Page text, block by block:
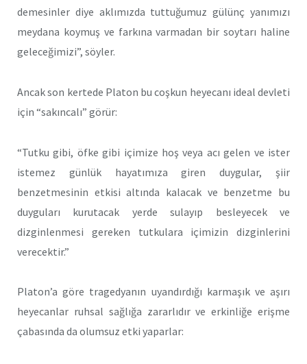
demesinler diye aklımızda tuttuğumuz gülünç yanımızı
meydana koymuş ve farkına varmadan bir soytarı haline
geleceğimizi”, söyler.
Ancak son kertede Platon bu coşkun heyecanı ideal devleti
için “sakıncalı” görür:
“Tutku gibi, öfke gibi içimize hoş veya acı gelen ve ister
istemez günlük hayatımıza giren duygular, şiir
benzetmesinin etkisi altında kalacak ve benzetme bu
duyguları kurutacak yerde sulayıp besleyecek ve
dizginlenmesi gereken tutkulara içimizin dizginlerini
verecektir.”
Platon’a göre tragedyanın uyandırdığı karmaşık ve aşırı
heyecanlar ruhsal sağlığa zararlıdır ve erkinliğe erişme
çabasında da olumsuz etki yaparlar: